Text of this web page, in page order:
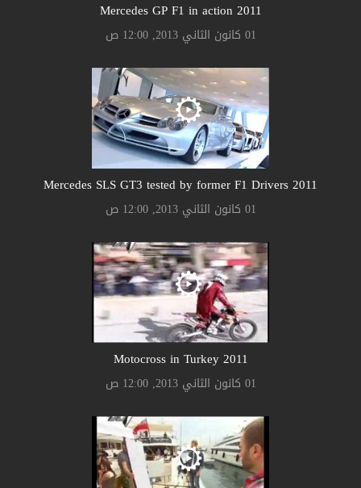
2011 Mercedes GP F1 in action
01 كانون الثاني 2013, 12:00 ص
2011 Mercedes SLS GT3 tested by former F1 Drivers
01 كانون الثاني 2013, 12:00 ص
2011 Motocross in Turkey
01 كانون الثاني 2013, 12:00 ص